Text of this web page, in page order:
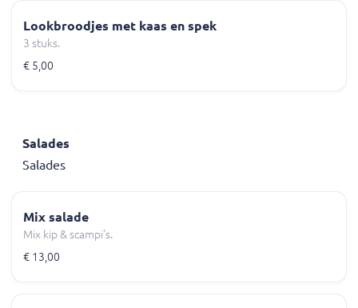
Lookbroodjes met kaas en spek
3 stuks.
€ 5,00
Salades
Salades
Mix salade
Mix kip & scampi's.
€ 13,00